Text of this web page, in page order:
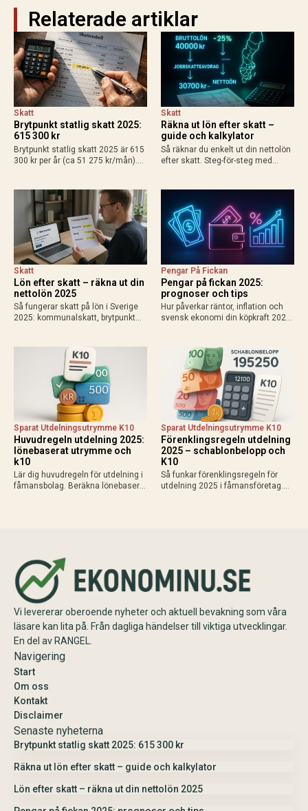
Relaterade artiklar
Brytpunkt statlig skatt 2025:
615 300 kr
Skatt
Brytpunkt statlig skatt 2025 är 615
300 kr per år (ca 51 275 kr/mån).
löntagare och pensionärer. Så
påverkas din plånbok!
Räkna ut lön efter skatt –
guide och kalkylator
Skatt
Så räknar du enkelt ut din nettolön
efter skatt. Steg-för-steg med
resultat 2025.
Lön efter skatt – räkna ut din
nettolön 2025
Skatt
Så fungerar skatt på lön i Sverige
2025: kommunalskatt, brytpunkt
Exempel, kalkylatorer och tips för
att räkna ut vad du får…
Pengar på fickan 2025:
prognoser och tips
Pengar På Fickan
Hur påverkar räntor, inflation och
svensk ekonomi din köpkraft 2025?
praktiska tips för att maximera
disponibel inkomst.
Huvudregeln utdelning 2025:
lönebaserat utrymme och
k10
Sparat Utdelningsutrymme K10
Lär dig huvudregeln för utdelning i
fåmansbolag. Beräkna lönebaserat
Förenklingsregeln utdelning
2025 – schablonbelopp och
K10
Sparat Utdelningsutrymme K10
Så funkar förenklingsregeln för
utdelning 2025 i fåmansföretag.
Vi levererar oberoende nyheter och aktuell bevakning som våra
läsare kan lita på. Från dagliga händelser till viktiga utvecklingar.
En del av RANGEL.
Navigering
Start
Om oss
Kontakt
Disclaimer
Senaste nyheterna
Brytpunkt statlig skatt 2025: 615 300 kr
Räkna ut lön efter skatt – guide och kalkylator
Lön efter skatt – räkna ut din nettolön 2025